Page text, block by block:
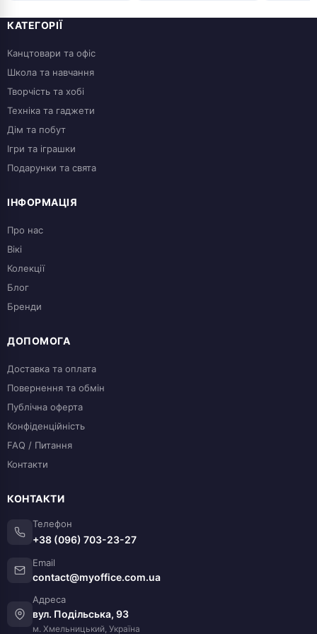
КАТЕГОРІЇ
Канцтовари та офіс
Школа та навчання
Творчість та хобі
Техніка та гаджети
Дім та побут
Ігри та іграшки
Подарунки та свята
ІНФОРМАЦІЯ
Про нас
Вікі
Колекції
Блог
Бренди
ДОПОМОГА
Доставка та оплата
Повернення та обмін
Публічна оферта
Конфіденційність
FAQ / Питання
Контакти
КОНТАКТИ
Телефон
+38 (096) 703-23-27
Email
contact@myoffice.com.ua
Адреса
вул. Подільська, 93
м. Хмельницький, Україна